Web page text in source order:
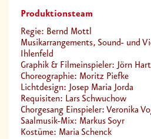
Produktionsteam
Regie: Bernd Mottl
Musikarrangements, Sound- und
Ihlenfeld
Graphik & Filmeinspieler: Jörn
Choreographie: Moritz Piefke
Lichtdesign: Josep Maria Jorda
Requisiten: Lars Schwuchow
Chorgesang Einspieler: Veronika
Saalmusik-Mix: Markus Soyr
Kostüme: Maria Schenck